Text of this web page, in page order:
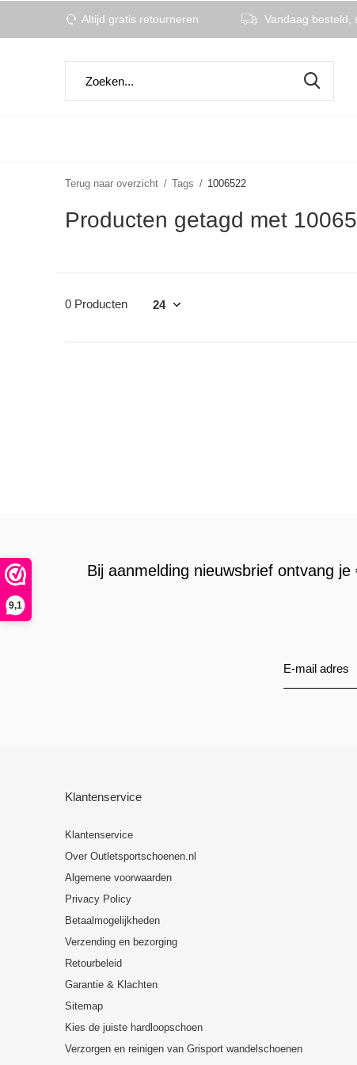
9,1
Altijd gratis retourneren Vandaag besteld,
Terug naar overzicht Tags 1006522
Producten getagd met
0 Producten
Bij aanmelding nieuwsbrief ontvang
Klantenservice
Klantenservice
Over Outletsportschoenen.nl
Algemene voorwaarden
Privacy Policy
Betaalmogelijkheden
Verzending en bezorging
Retourbeleid
Garantie & Klachten
Sitemap
Kies de juiste hardloopschoen
Verzorgen en reinigen van Grisport wandelschoenen